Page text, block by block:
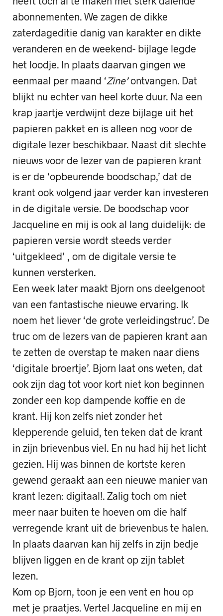
abonnementen. We zagen de dikke
zaterdageditie danig van karakter en dikte
veranderen en de weekend- bijlage legde
het loodje. In plaats daarvan gingen we
eenmaal per maand ‘Zine’ontvangen. Dat
blijkt nu echter van heel korte duur. Na een
krap jaartje verdwijnt deze bijlage uit het
papieren pakket en is alleen nog voor de
digitale lezer beschikbaar. Naast dit slechte
nieuws voor de lezer van de papieren krant
is er de ‘opbeurende boodschap,’ dat de
krant ook volgend jaar verder kan investeren
in de digitale versie. De boodschap voor
Jacqueline en mij is ook al lang duidelijk: de
papieren versie wordt steeds verder
‘uitgekleed’ , om de digitale versie te
kunnen versterken.
Een week later maakt Bjorn ons deelgenoot
van een fantastische nieuwe ervaring. Ik
noem het liever ‘de grote verleidingstruc’. De
truc om de lezers van de papieren krant aan
te zetten de overstap te maken naar diens
‘digitale broertje’. Bjorn laat ons weten, dat
ook zijn dag tot voor kort niet kon beginnen
zonder een kop dampende koffie en de
krant. Hij kon zelfs niet zonder het
klepperende geluid, ten teken dat de krant
in zijn brievenbus viel. En nu had hij het licht
gezien. Hij was binnen de kortste keren
gewend geraakt aan een nieuwe manier van
krant lezen: digitaal!. Zalig toch om niet
meer naar buiten te hoeven om die half
verregende krant uit de brievenbus te halen.
In plaats daarvan kan hij zelfs in zijn bedje
blijven liggen en de krant op zijn tablet
lezen.
Kom op Bjorn, toon je een vent en hou op
met je praatjes. Vertel Jacqueline en mij en